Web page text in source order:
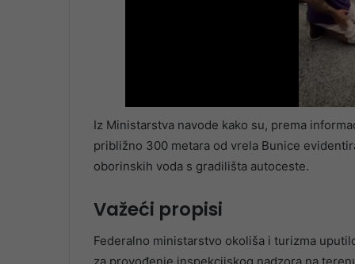
Iz Ministarstva navode kako su, prema
približno 300 metara od vrela Bunice
oborinskih voda s gradilišta autoceste.
Važeći propisi
Federalno ministarstvo okoliša i turizma